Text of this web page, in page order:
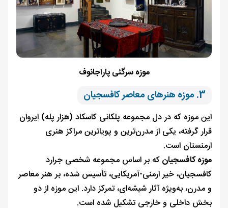
موزه سرگئی پاراجانوف
3. موزه هنرهای معاصر کافسجیان
این موزه که در دل مجموعه پلکانی کاسکاد (هزار پله) ایروان
قرار گرفته، یکی از مدرن‌ترین و پویاترین مراکز هنری
ارمنستان است.
موزه کافسجیانکه بر اساس مجموعه شخصی جرارد
کافسجیان، خیر ارمنی-آمریکایی، تأسیس شده، بر هنر معاصر
و مدرن، به‌ویژه آثار شیشه‌ای، تمرکز دارد. این موزه از دو
بخش داخلی و خارجی تشکیل شده است.